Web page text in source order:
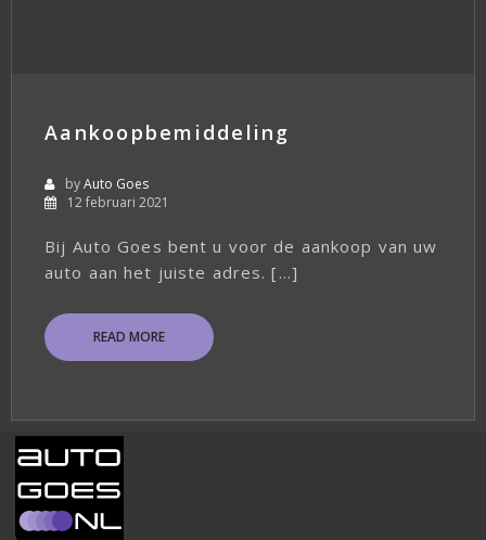
Aankoopbemiddeling
byAuto Goes
12 februari 2021
Bij Auto Goes bent u voor de aankoop van uw
auto aan het juiste adres. […]
READ MORE